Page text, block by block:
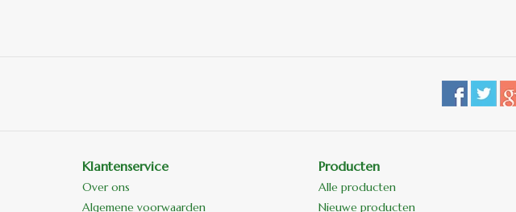
Klantenservice
Over ons
Algemene voorwaarden
Producten
Alle producten
Nieuwe producten